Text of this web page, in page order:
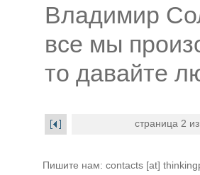
Владимир
все мы
то давайте
страница 2
Пишите нам: contacts [at]